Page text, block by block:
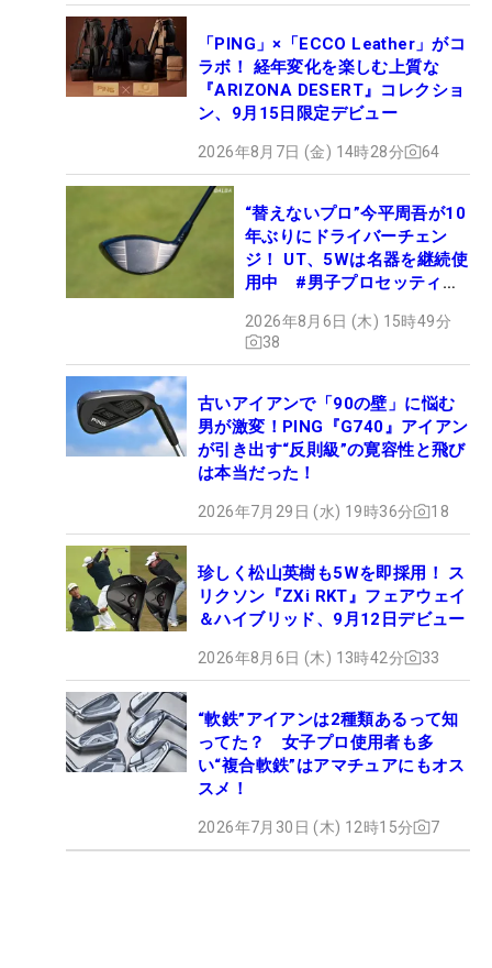
「PING」×「ECCO Leather」がコ
ラボ！ 経年変化を楽しむ上質な
『ARIZONA DESERT』コレクショ
ン、9月15日限定デビュー
2026年8月7日 (金) 14時28分 64
“替えないプロ”今平周吾が10
年ぶりにドライバーチェン
ジ！ UT、5Wは名器を継続使
用中 #男子プロセッティン
2026年8月6日 (木) 15時49分
38
古いアイアンで「90の壁」に悩む
男が激変！PING『G740』アイアン
が引き出す“反則級”の寛容性と飛び
は本当だった！
2026年7月29日 (水) 19時36分 18
珍しく松山英樹も5Wを即採用！ ス
リクソン『ZXi RKT』フェアウェイ
＆ハイブリッド、9月12日デビュー
2026年8月6日 (木) 13時42分 33
“軟鉄”アイアンは2種類あるって知
ってた？ 女子プロ使用者も多
い“複合軟鉄”はアマチュアにもオス
スメ！
2026年7月30日 (木) 12時15分 7